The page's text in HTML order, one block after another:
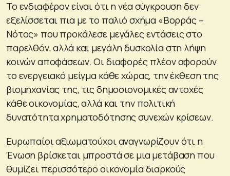
Το ενδιαφέρον είναι ότι η νέα σύγκρουση δεν
εξελίσσεται πια με το παλιό σχήμα «Βορράς –
Νότος» που προκάλεσε μεγάλες εντάσεις στο
παρελθόν, αλλά και μεγάλη δυσκολία στη λήψη
κοινών αποφάσεων. Οι διαφορές πλέον αφορούν
το ενεργειακό μείγμα κάθε χώρας, την έκθεση της
βιομηχανίας της, τις δημοσιονομικές αντοχές
κάθε οικονομίας, αλλά και την πολιτική
δυνατότητα χρηματοδότησης συνεχών κρίσεων.
Ευρωπαίοι αξιωματούχοι αναγνωρίζουν ότι η
Ένωση βρίσκεται μπροστά σε μια μετάβαση που
θυμίζει περισσότερο οικονομία διαρκούς